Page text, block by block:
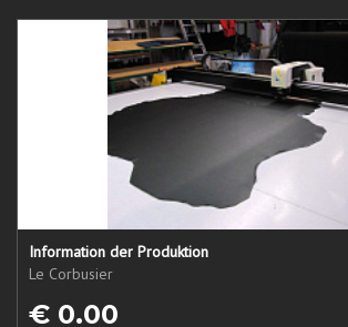
Information der Produktion
Le Corbusier
€ 0.00